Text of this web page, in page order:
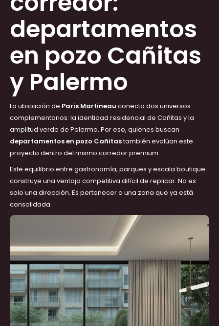
departamentos
en pozo Cañitas
y Palermo
La ubicación de Paris Martineau conecta dos universos
complementarios: la identidad residencial de Cañitas y la
amplitud verde de Palermo. Por eso, quienes buscan
departamentos en pozo Cañitastambién evalúan este
proyecto dentro del mismo corredor premium.
Este equilibrio entre gastronomía, parques y escala boutique
construye una ventaja competitiva difícil de replicar. No es
solo una dirección. Es pertenecer a una zona que ya está
consolidada.